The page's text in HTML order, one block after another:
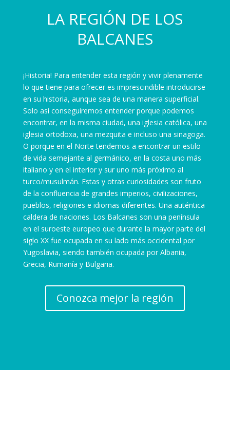
LA REGIÓN DE LOS
BALCANES
¡Historia! Para entender esta región y vivir plenamente
lo que tiene para ofrecer es imprescindible introducirse
en su historia, aunque sea de una manera superficial.
Solo así conseguiremos entender porque podemos
encontrar, en la misma ciudad, una iglesia católica, una
iglesia ortodoxa, una mezquita e incluso una sinagoga.
O porque en el Norte tendemos a encontrar un estilo
de vida semejante al germánico, en la costa uno más
italiano y en el interior y sur uno más próximo al
turco/musulmán. Estas y otras curiosidades son fruto
de la confluencia de grandes imperios, civilizaciones,
pueblos, religiones e idiomas diferentes. Una auténtica
caldera de naciones. Los Balcanes son una península
en el suroeste europeo que durante la mayor parte del
siglo XX fue ocupada en su lado más occidental por
Yugoslavia, siendo también ocupada por Albania,
Grecia, Rumanía y Bulgaria.
Conozca mejor la región